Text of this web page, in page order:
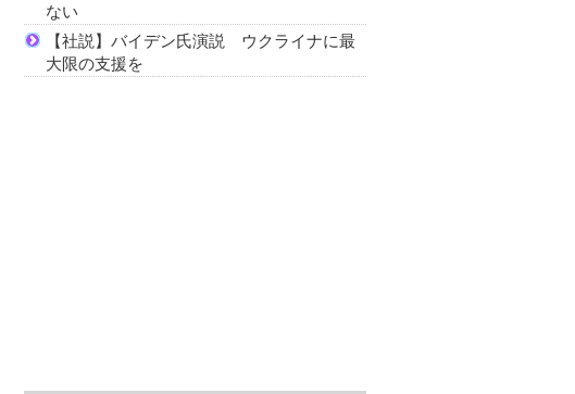
ない
【社説】バイデン氏演説 ウクライナに最
大限の支援を